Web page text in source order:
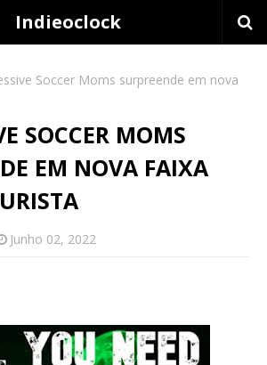
Indieoclock
Soccer Moms surpreende em nova
SOCCER MOMS
EM NOVA FAIXA
Junho 02, 2022